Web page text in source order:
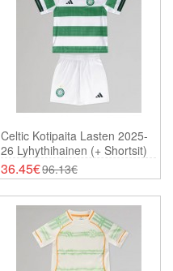
Celtic Kotipaita Lasten 2025-
26 Lyhythihainen (+ Shortsit)
36.45€96.13€